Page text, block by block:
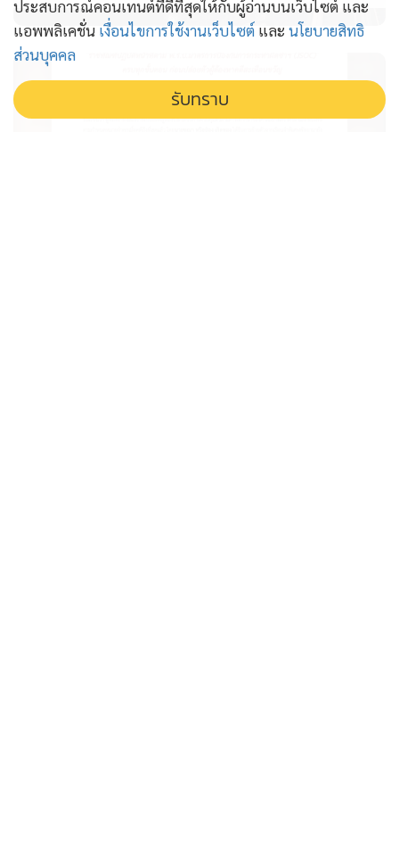
ประสบการณ์คอนเทนต์ที่ดีที่สุดให้กับผู้อ่านบนเว็บไซต์ และ
แอพพลิเคชั่น เงื่อนไขการใช้งานเว็บไซต์ และ นโยบายสิทธิ
ส่วนบุคคล
รับทราบ